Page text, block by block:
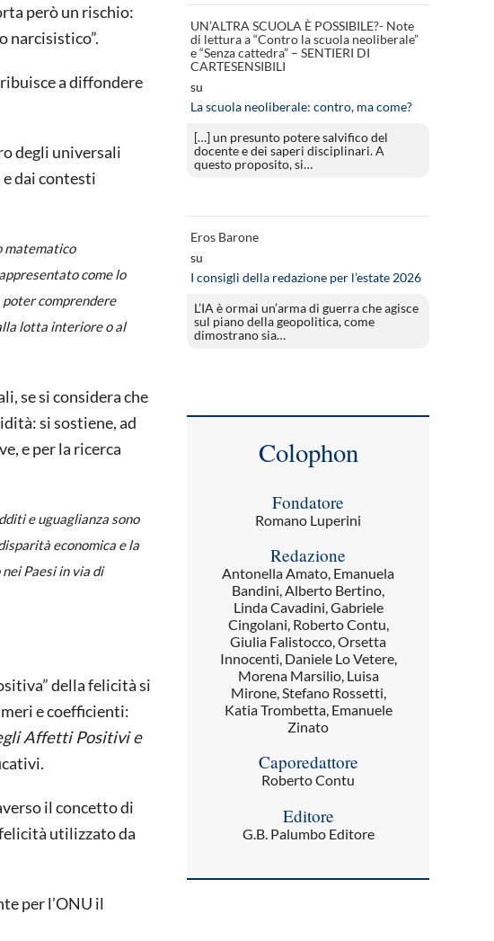
però un rischio:
narcisistico”.
a diffondere
degli universali
dai contesti
matematico
come lo
poter comprendere
lotta interiore o al
se si considera che
si sostiene, ad
e per la ricerca
e uguaglianza sono
economica e la
Paesi in via di
della felicità si
e coefficienti:
Affetti Positivi e
il concetto di
utilizzato da
per l’ONU il
UN’ALTRA SCUOLA È POSSIBILE?- Note
di lettura a “Contro la scuola neoliberale”
e “Senza cattedra” – SENTIERI DI
CARTESENSIBILI
su
La scuola neoliberale: contro, ma come?
[…] un presunto potere salvifico del
docente e dei saperi disciplinari. A
questo proposito, si…
Eros Barone
su
I consigli della redazione per l’estate 2026
L’IA è ormai un’arma di guerra che agisce
sul piano della geopolitica, come
dimostrano sia…
Colophon
Fondatore
Romano Luperini
Redazione
Antonella Amato, Emanuela
Bandini, Alberto Bertino,
Linda Cavadini, Gabriele
Cingolani, Roberto Contu,
Giulia Falistocco, Orsetta
Innocenti, Daniele Lo Vetere,
Morena Marsilio, Luisa
Mirone, Stefano Rossetti,
Katia Trombetta, Emanuele
Zinato
Caporedattore
Roberto Contu
Editore
G.B. Palumbo Editore